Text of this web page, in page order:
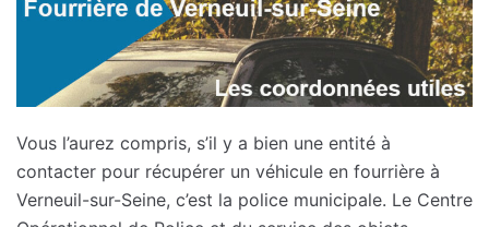
Vous l’aurez compris, s’il y a bien une entité à
contacter pour récupérer un véhicule en fourrière à
Verneuil-sur-Seine, c’est la police municipale. Le Centre